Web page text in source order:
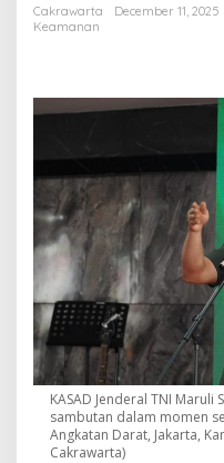
Cakrawarta
December 11, 2025
Keamanan
KASAD Jenderal TNI
sambutan dalam momen
Angkatan Darat, Jakarta,
Cakrawarta)